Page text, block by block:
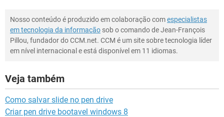
Nosso conteúdo é produzido em colaboração comespecialistas
em tecnologia da informação sob o comando de Jean-François
Pillou, fundador do CCM.net. CCM é um site sobre tecnologia líder
em nível internacional e está disponível em 11 idiomas.
Veja também
Como salvar slide no pen drive
Criar pen drive bootavel windows 8